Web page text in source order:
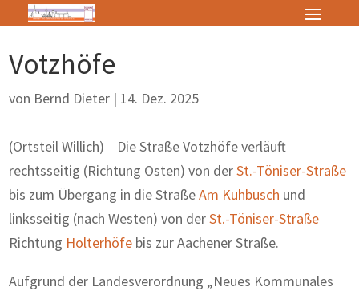
Votzhöfe
von Bernd Dieter | 14. Dez. 2025
(Ortsteil Willich) Die Straße Votzhöfe verläuft
rechtsseitig (Richtung Osten) von derSt.-Töniser-Straße
bis zum Übergang in die StraßeAm Kuhbusch und
linksseitig (nach Westen) von derSt.-Töniser-Straße
Richtung Holterhöfe bis zur Aachener Straße.
Aufgrund der Landesverordnung „Neues Kommunales